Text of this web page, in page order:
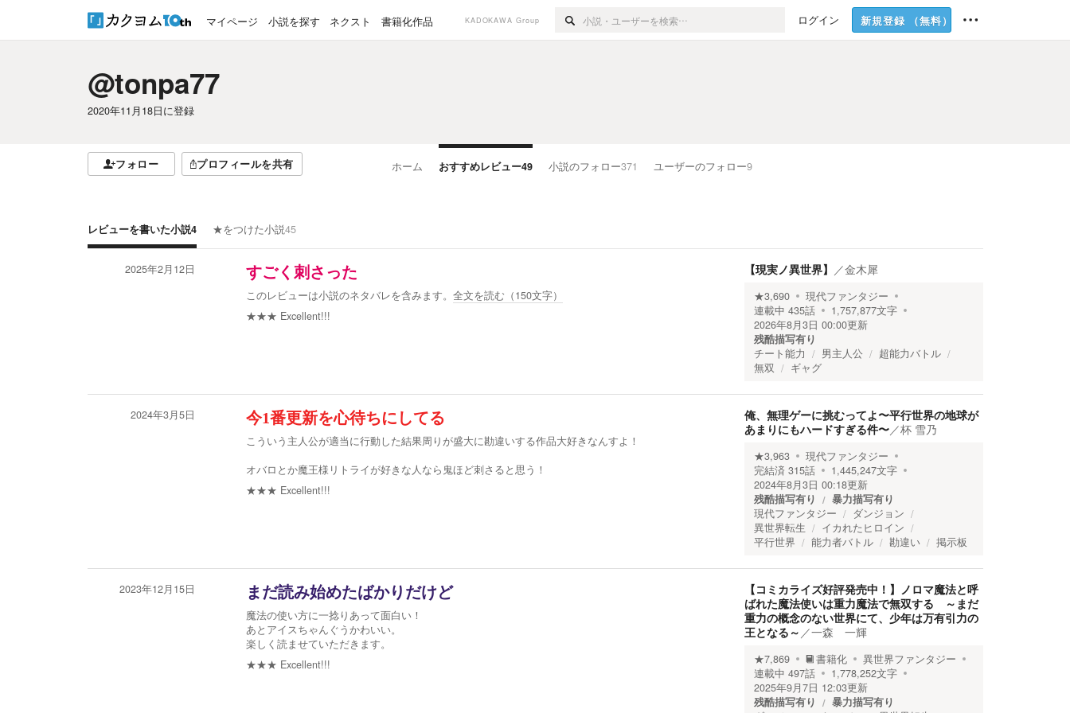
マイページ 小説を探す ネクスト 書籍化作品 KADOKAWA Group ログイン 新規登録 （無料）
@tonpa77
2020年11月18日に登録
フォロー プロフィールを共有 ホーム おすすめレビュー49 小説のフォロー371 ユーザーのフォロー9
レビューを書いた小説4 ★をつけた小説45
2025年2月12日 すごく刺さった
このレビューは小説のネタバレを含みます。 全文を読む（150文字）
★★★ Excellent!!!
【現実ノ異世界】 ／金木犀
★3,690
現代ファンタジー
連載中 435話 1,757,877文字
2026年8月3日 00:00更新
残酷描写有り
チート能力
男主人公
超能力バトル
無双
ギャグ
2024年3月5日 今1番更新を心待ちにしてる
こういう主人公が適当に行動した結果周りが盛大に勘違いする作品大好きなんすよ！
オバロとか魔王様リトライが好きな人なら鬼ほど刺さると思う！
★★★ Excellent!!!
俺、無理ゲーに挑むってよ〜平行世界の地球が
あまりにもハードすぎる件〜／杯 雪乃
★3,963
現代ファンタジー
完結済 315話 1,445,247文字
2024年8月3日 00:18更新
残酷描写有り
暴力描写有り
現代ファンタジー
ダンジョン
異世界転生
イカれたヒロイン
平行世界
能力者バトル 勘違い 掲示板
2023年12月15日 まだ読み始めたばかりだけど
魔法の使い方に一捻りあって面白い！
あとアイスちゃんぐうかわいい。
楽しく読ませていただきます。
★★★ Excellent!!!
【コミカライズ好評発売中！】ノロマ魔法と呼
ばれた魔法使いは重力魔法で無双する ～まだ
重力の概念のない世界にて、少年は万有引力の
王となる～ ／一森 一輝
★7,869 書籍化
異世界ファンタジー
連載中 497話 1,778,252文字
2025年9月7日 12:03更新
残酷描写有り
暴力描写有り